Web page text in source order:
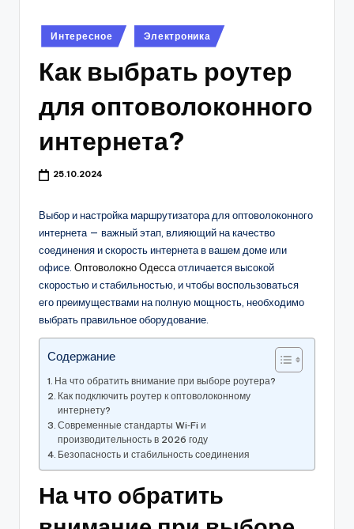
Опубликовано
в
Интересное Электроника
Как выбрать роутер
для оптоволоконного
интернета?
25.10.2024
Выбор и настройка маршрутизатора для оптоволоконного
интернета — важный этап, влияющий на качество
соединения и скорость интернета в вашем доме или
офисе. Оптоволокно Одессаотличается высокой
скоростью и стабильностью, и чтобы воспользоваться
его преимуществами на полную мощность, необходимо
выбрать правильное оборудование.
Содержание
На что обратить внимание при выборе роутера?
Как подключить роутер к оптоволоконному
интернету?
Современные стандарты Wi‑Fi и
производительность в 2026 году
Безопасность и стабильность соединения
На что обратить